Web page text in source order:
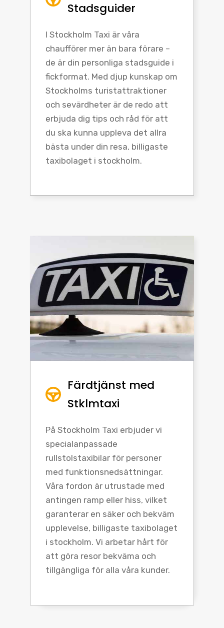
Stadsguider
I Stockholm Taxi är våra
chaufförer mer än bara förare –
de är din personliga stadsguide i
fickformat. Med djup kunskap om
Stockholms turistattraktioner
och sevärdheter är de redo att
erbjuda dig tips och råd för att
du ska kunna uppleva det allra
bästa under din resa, billigaste
taxibolaget i stockholm.
Färdtjänst med
Stklmtaxi
På Stockholm Taxi erbjuder vi
specialanpassade
rullstolstaxibilar för personer
med funktionsnedsättningar.
Våra fordon är utrustade med
antingen ramp eller hiss, vilket
garanterar en säker och bekväm
upplevelse, billigaste taxibolaget
i stockholm. Vi arbetar hårt för
att göra resor bekväma och
tillgängliga för alla våra kunder.